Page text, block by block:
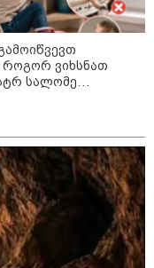
- რა
ავრცელებს
ქსელების
თუმცა
უყენებს
- ჯო უილსონი
კრიპტოკომპანია
როგორ ვიხსნათ
სალომე